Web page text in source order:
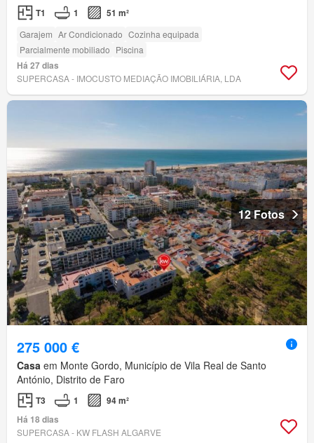
T1 1 51 m²
Garajem Ar Condicionado Cozinha equipada
Parcialmente mobiliado Piscina
Há 27 dias
SUPERCASA - IMOCUSTO MEDIAÇÃO IMOBILIÁRIA, LDA
12 Fotos
275 000 €
Casa em Monte Gordo, Município de Vila Real de Santo
António, Distrito de Faro
T3 1
94 m²
Há 18 dias
SUPERCASA - KW FLASH ALGARVE